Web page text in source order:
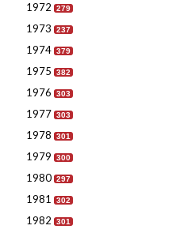
1972 279
1973 237
1974 379
1975 382
1976 303
1977 303
1978 301
1979 300
1980 297
1981 302
1982 301